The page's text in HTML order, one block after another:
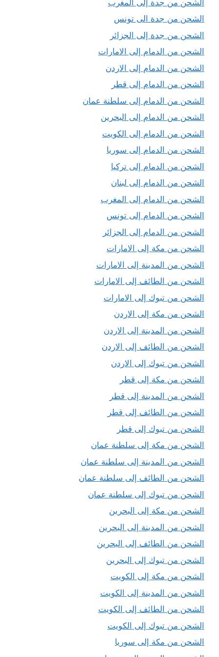
الشحن من جدة إلى المغرب
الشحن من جدة الى تونس
الشحن من جدة إلى الجزائر
الشحن من الدمام إلى الامارات
الشحن من الدمام إلى الاردن
الشحن من الدمام إلى قطر
الشحن من الدمام إلى سلطنة عمان
الشحن من الدمام إلى البحرين
الشحن من الدمام إلى الكويت
الشحن من الدمام إلى سوريا
الشحن من الدمام إلى تركيا
الشحن من الدمام إلى لبنان
الشحن من الدمام إلى المغرب
الشحن من الدمام إلى تونس
الشحن من الدمام إلى الجزائر
الشحن من مكة إلى الامارات
الشحن من المدينة إلى الامارات
الشحن من الطائف إلى الامارات
الشحن من تبوك إلى الامارات
الشحن من مكة إلى الاردن
الشحن من المدينة إلى الاردن
الشحن من الطائف إلى الاردن
الشحن من تبوك إلى الاردن
الشحن من مكة إلى قطر
الشحن من المدينة إلى قطر
الشحن من الطائف إلى قطر
الشحن من تبوك إلى قطر
الشحن من مكة إلى سلطنة عمان
الشحن من المدينة إلى سلطنة عمان
الشحن من الطائف إلى سلطنة عمان
الشحن من تبوك إلى سلطنة عمان
الشحن من مكة إلى البحرين
الشحن من المدينة إلى البحرين
الشحن من الطائف إلى البحرين
الشحن من تبوك إلى البحرين
الشحن من مكة إلى الكويت
الشحن من المدينة إلى الكويت
الشحن من الطائف إلى الكويت
الشحن من تبوك إلى الكويت
الشحن من مكة إلى سوريا